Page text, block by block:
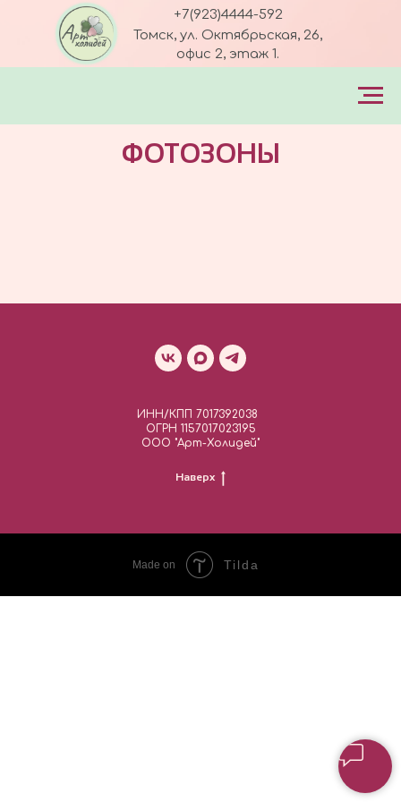
+7(923)4444-592
Томск, ул. Октябрьская, 26,
офис 2, этаж 1.
ФОТОЗОНЫ
ИНН/КПП 7017392038
ОГРН 1157017023195
ООО "Арт-Холидей"
Наверх
Made on Tilda